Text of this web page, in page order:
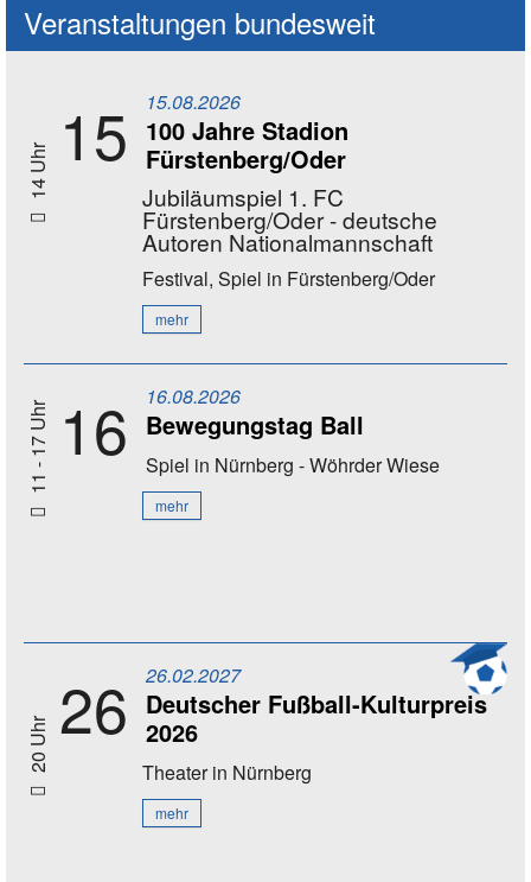
Veranstaltungen bundesweit
14 Uhr 15 15.08.2026
100 Jahre Stadion
Fürstenberg/Oder
Jubiläumspiel 1. FC
Fürstenberg/Oder - deutsche
Autoren Nationalmannschaft
Festival, Spiel in Fürstenberg/Oder
mehr
11 - 17 Uhr 16 16.08.2026
Bewegungstag Ball
Spiel in Nürnberg - Wöhrder Wiese
mehr
20 Uhr 26 26.02.2027
Deutscher Fußball-Kulturpreis
2026
Theaterin Nürnberg
mehr